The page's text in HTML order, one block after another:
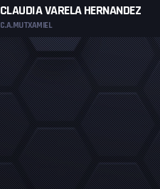
CLAUDIA VARELA HERNANDEZ
C.A.MUTXAMIEL